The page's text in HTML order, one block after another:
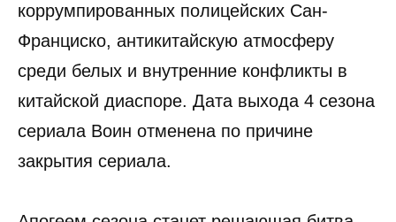
коррумпированных полицейских Сан-
Франциско, антикитайскую атмосферу
среди белых и внутренние конфликты в
китайской диаспоре. Дата выхода 4 сезона
сериала Воин отменена по причине
закрытия сериала.